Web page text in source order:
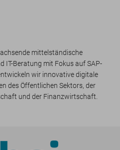
mittelständische
IT-Beratung mit Fokus auf SAP-
wir innovative digitale
des Öffentlichen Sektors, der
und der Finanzwirtschaft.